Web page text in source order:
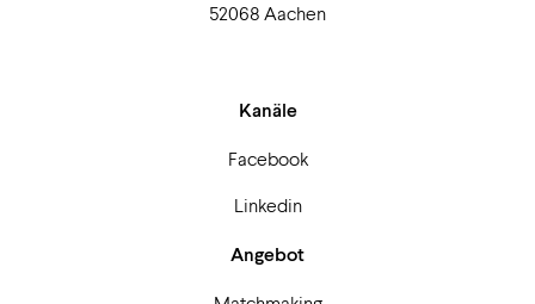
52068 Aachen
Kanäle
Facebook
Linkedin
Angebot